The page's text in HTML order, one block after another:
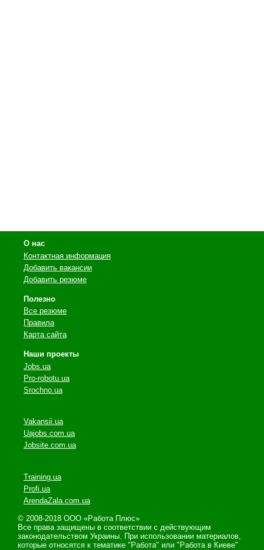
О нас
Контактная информация
Добавить вакансии
Добавить резюме
Полезно
Все резюме
Правила
Карта сайта
Наши проекты
Jobs.ua
Pro-robotu.ua
Srochno.ua
Vakansii.ua
Uajobs.com.ua
Jobsite.com.ua
Training.ua
Profi.ua
ArendaZala.com.ua
© 2008-2018 ООО «Работа Плюс»
Все права защищены в соответствии с действующим
законодательством Украины. При использовании материалов,
которые относятся к тематике "Работа" или "Работа в Киеве"